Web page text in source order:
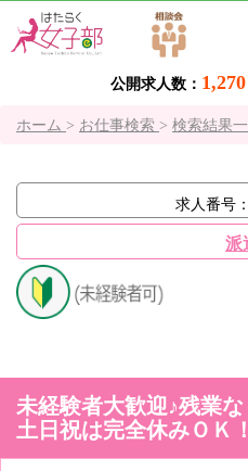
公開求人数： 1,270
ホーム > お仕事検索 > 検索結果
求人番号：
派
未経験者大歓迎♪残業な
土日祝は完全休みＯＫ！